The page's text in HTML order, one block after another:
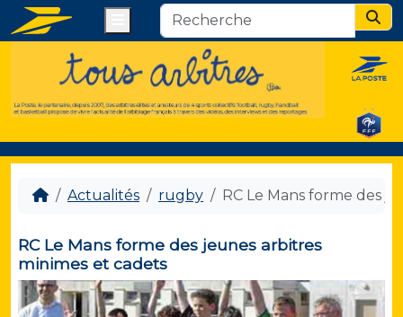
Actualités rugby RC Le Mans forme des
RC Le Mans forme des jeunes arbitres
minimes et cadets